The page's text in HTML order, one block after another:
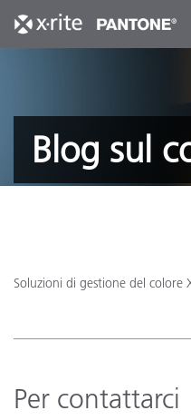
Blog sul
Soluzioni di gestione del colore
Per contattarci